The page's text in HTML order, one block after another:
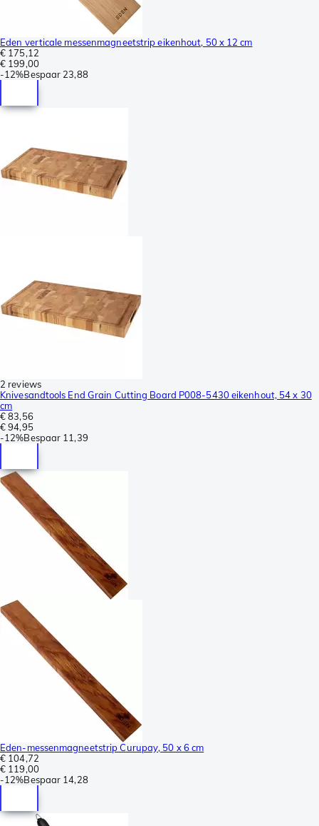
Eden verticale messenmagneetstrip eikenhout, 50 x 12 cm
€ 175,12
€ 199,00
-12%Bespaar 23,88
2 reviews
Knivesandtools End Grain Cutting Board P008-5430 eikenhout, 54 x 30
cm
€ 83,56
€ 94,95
-12%Bespaar 11,39
Eden-messenmagneetstrip Curupay, 50 x 6 cm
€ 104,72
€ 119,00
-12%Bespaar 14,28